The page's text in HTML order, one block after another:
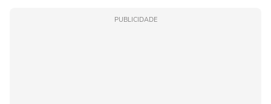
PUBLICIDADE